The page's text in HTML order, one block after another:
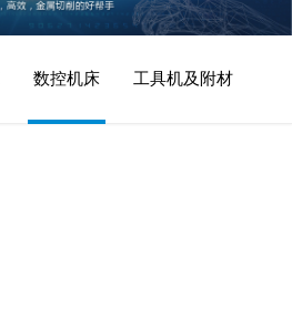
数控机床 工具机及附材